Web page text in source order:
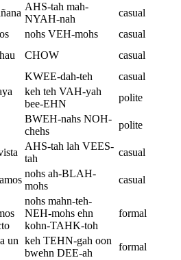
AHS-tah mah-
NYAH-nah
casual
nohs VEH-mohs
casual
CHOW
casual
KWEE-dah-teh
casual
keh teh VAH-yah
bee-EHN
polite
BWEH-nahs NOH-
chehs
polite
AHS-tah lah VEES-
tah
casual
nohs ah-BLAH-
mohs
casual
nohs mahn-teh-
NEH-mohs ehn
kohn-TAHK-toh
formal
un keh TEHN-gah oon
bwehn DEE-ah
formal